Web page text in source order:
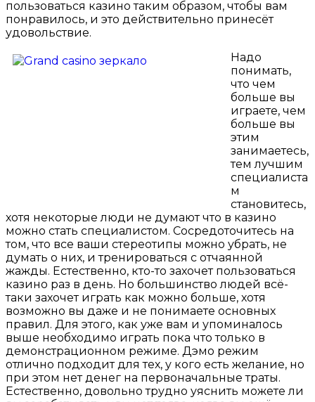
пользоваться казино таким образом, чтобы вам
понравилось, и это действительно принесёт
удовольствие.
Надо
понимать,
что чем
больше вы
играете, чем
больше вы
этим
занимаетесь,
тем лучшим
специалиста
м
становитесь,
хотя некоторые люди не думают что в казино
можно стать специалистом. Сосредоточитесь на
том, что все ваши стереотипы можно убрать, не
думать о них, и тренироваться с отчаянной
жажды. Естественно, кто-то захочет пользоваться
казино раз в день. Но большинство людей всё-
таки захочет играть как можно больше, хотя
возможно вы даже и не понимаете основных
правил. Для этого, как уже вам и упоминалось
выше необходимо играть пока что только в
демонстрационном режиме. Дэмо режим
отлично подходит для тех, у кого есть желание, но
при этом нет денег на первоначальные траты.
Естественно, довольно трудно уяснить можете ли